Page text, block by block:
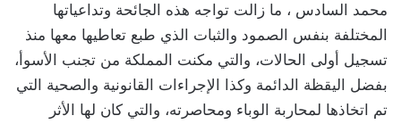
محمد السادس ، ما زالت تواجه هذه الجائحة وتداعياتها
المختلفة بنفس الصمود والثبات الذي طبع تعاطيها معها منذ
تسجيل أولى الحالات، والتي مكنت المملكة من تجنب الأسوأ،
بفضل اليقظة الدائمة وكذا الإجراءات القانونية والصحية التي
تم اتخاذها لمحاربة الوباء ومحاصرته، والتي كان لها الأثر